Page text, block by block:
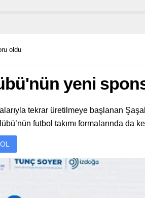
oldu
yeni
tekrar üretilmeye başlanan
futbol takımı formalarında da